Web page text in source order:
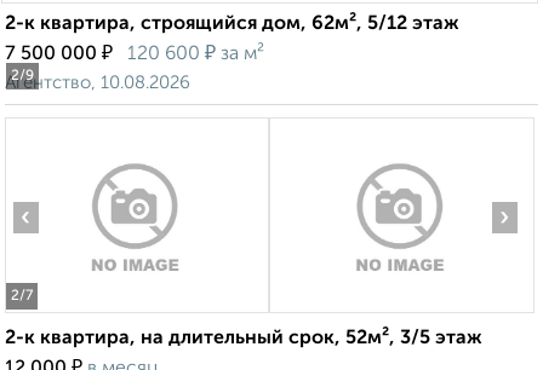
2/9
2-к квартира, строящийся дом, 62м², 5/12 этаж
7 500 000 ₽ 120 600 ₽ за м²
Агентство, 10.08.2026
2/7
‹ ›
2-к квартира, на длительный срок, 52м², 3/5 этаж